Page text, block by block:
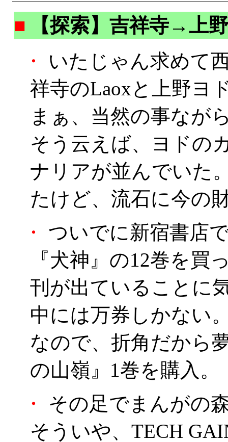
■
【探索】吉祥寺→上
・
いたじゃん求めて
祥寺のLaoxと上野ヨ
まぁ、当然の事なが
そう云えば、ヨドの
ナリアが並んでいた
たけど、流石に今の
・
ついでに新宿書店
『犬神』の12巻を買
刊が出ていることに
中には万券しかない
なので、折角だから
の山嶺』1巻を購入。
・
その足でまんがの
そういや、TECH